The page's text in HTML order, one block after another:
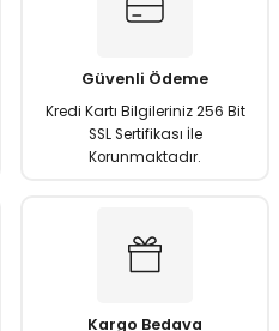
görüntülenemiyor.
pahalı.
olmalı.
Güvenli Ödeme
Kredi Kartı Bilgileriniz 256 Bit
SSL Sertifikası İle
Korunmaktadır.
Kargo Bedava